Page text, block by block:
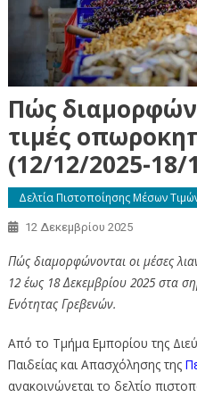
Πώς
τιμές
(12/12/2025-18/
Δελτία Πιστοποίησης Μέσων
12 Δεκεμβρίου 2025
Πώς διαμορφώνονται οι μέσες
12 έως 18 Δεκεμβρίου 2025 στα
Ενότητας Γρεβενών.
Από το Τμήμα Εμπορίου της
Παιδείας και Απασχόλησης της
ανακοινώνεται το δελτίο